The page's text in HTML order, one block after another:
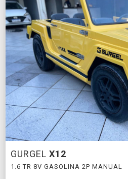
GURGEL X12
1.6 TR 8V GASOLINA 2P MANUAL